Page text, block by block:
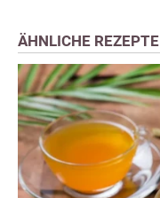
ÄHNLICHE REZEPTE